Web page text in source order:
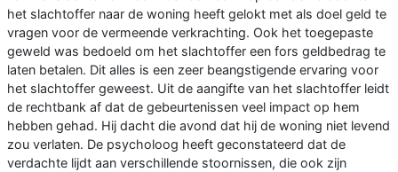
het slachtoffer naar de woning heeft gelokt met als doel geld te
vragen voor de vermeende verkrachting. Ook het toegepaste
geweld was bedoeld om het slachtoffer een fors geldbedrag te
laten betalen. Dit alles is een zeer beangstigende ervaring voor
het slachtoffer geweest. Uit de aangifte van het slachtoffer leidt
de rechtbank af dat de gebeurtenissen veel impact op hem
hebben gehad. Hij dacht die avond dat hij de woning niet levend
zou verlaten. De psycholoog heeft geconstateerd dat de
verdachte lijdt aan verschillende stoornissen, die ook zijn